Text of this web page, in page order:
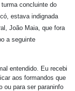
concluinte do
estava indignada
João Maia, que fora
a seguinte
entendido. Eu recebi
aos formandos que
ou para ser paraninfo